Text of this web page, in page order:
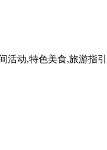
活动,特色美食,旅游